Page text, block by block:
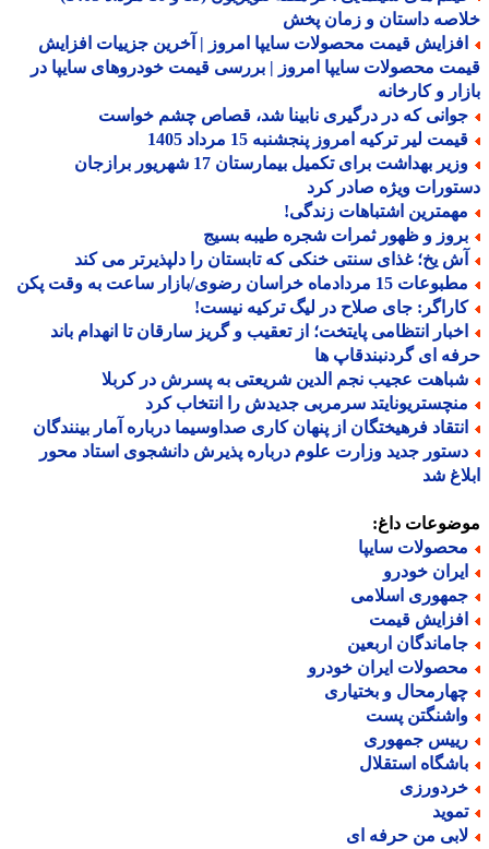
داستان و زمان پخش
قیمت محصولات سایپا امروز | آخرین جزییات افزایش
محصولات سایپا امروز | بررسی قیمت خودروهای سایپا در
و کارخانه
که در درگیری نابینا شد، قصاص چشم خواست
لیر ترکیه امروز پنجشنبه 15 مرداد 1405
وزیر بهداشت برای تکمیل بیمارستان 17 شهریور برازجان
ویژه صادر کرد
اشتباهات زندگی!
و ظهور ثمرات شجره طیبه بسیج
یخ؛ غذای سنتی خنکی که تابستان را دلپذیرتر می کند
15 مردادماه خراسان رضوی/بازار ساعت به وقت پکن
جای صلاح در لیگ ترکیه نیست!
انتظامی پایتخت؛ از تعقیب و گریز سارقان تا انهدام باند
ای گردنبندقاپ ها
عجیب نجم الدین شریعتی به پسرش در کربلا
سرمربی جدیدش را انتخاب کرد
فرهیختگان از پنهان کاری صداوسیما درباره آمار بینندگان
جدید وزارت علوم درباره پذیرش دانشجوی استاد محور
شد
داغ:
سایپا
خودرو
اسلامی
قیمت
اربعین
ایران خودرو
و بختیاری
پست
جمهوری
استقلال
من حرفه ای